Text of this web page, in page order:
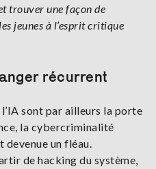
trouver une façon de
jeunes à l’esprit critique
récurrent
sont par ailleurs la porte
la cybercriminalité
devenue un fléau.
de hacking du système,